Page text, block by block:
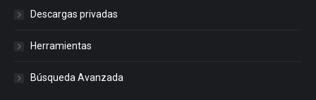
Descargas privadas
Herramientas
Búsqueda Avanzada